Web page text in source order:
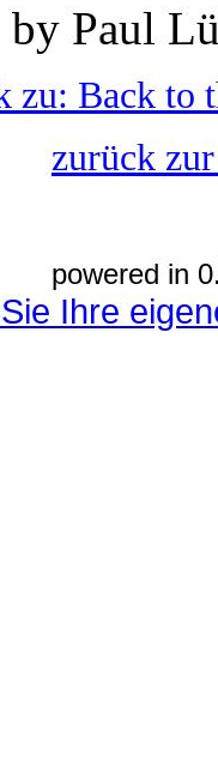
Paul
zu: Back to
zurück
powered in
Ihre